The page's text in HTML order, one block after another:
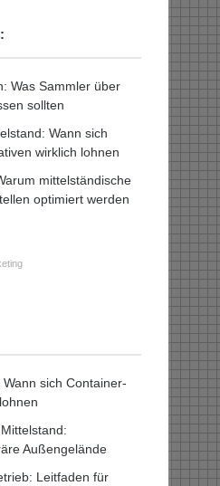
Was Sammler über
sollten
Wann sich
wirklich lohnen
mittelständische
optimiert werden
sich Container-
Außengelände
Leitfaden für